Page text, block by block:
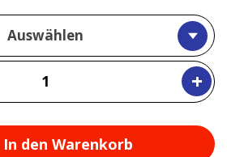
Auswählen
+
In den Warenkorb